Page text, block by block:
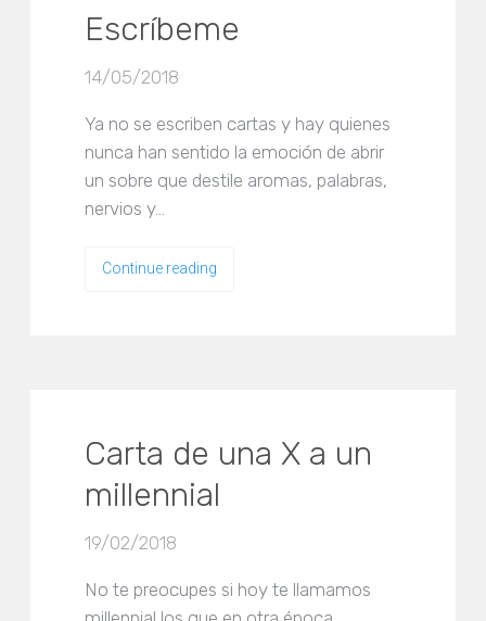
Escríbeme
14/05/2018
Ya no se escriben cartas y hay quienes
nunca han sentido la emoción de abrir
un sobre que destile aromas, palabras,
nervios y…
Continue reading
Carta de una X a un
millennial
19/02/2018
No te preocupes si hoy te llamamos